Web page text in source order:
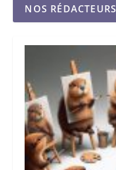
NOS RÉDACTEURS